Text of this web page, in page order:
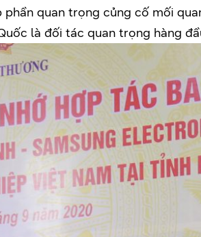
quan trọng củng cố mối
là đối tác quan trọng hàng